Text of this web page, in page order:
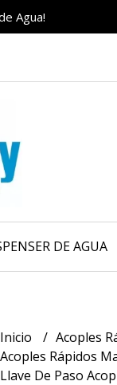
Agua!
DE AGUA
Inicio
Acoples
Acoples Rápidos
Llave De Paso